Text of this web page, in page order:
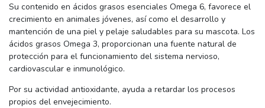
Su contenido en ácidos grasos esenciales Omega 6, favorece el
crecimiento en animales jóvenes, así como el desarrollo y
mantención de una piel y pelaje saludables para su mascota. Los
ácidos grasos Omega 3, proporcionan una fuente natural de
protección para el funcionamiento del sistema nervioso,
cardiovascular e inmunológico.
Por su actividad antioxidante, ayuda a retardar los procesos
propios del envejecimiento.